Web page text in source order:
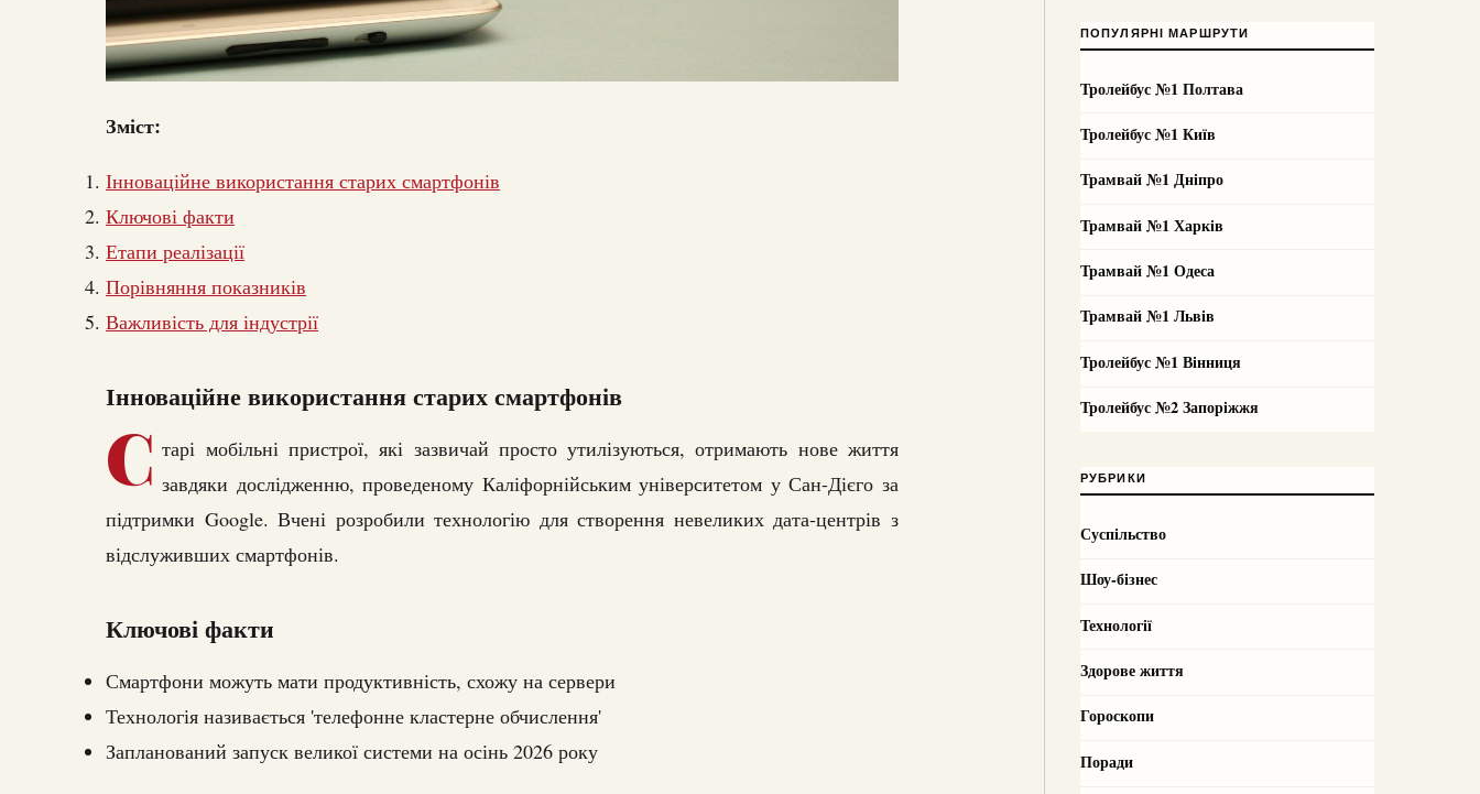
Зміст:
Інноваційне використання старих смартфонів
Ключові факти
Етапи реалізації
Порівняння показників
Важливість для індустрії
Інноваційне використання старих смартфонів
С тарі мобільні пристрої, які зазвичай просто утилізуються, отримають нове життя
завдяки дослідженню, проведеному Каліфорнійським університетом у Сан-Дієго за
підтримки Google. Вчені розробили технологію для створення невеликих дата-центрів з
відслуживших смартфонів.
Ключові факти
Смартфони можуть мати продуктивність, схожу на сервери
Технологія називається 'телефонне кластерне обчислення'
Запланований запуск великої системи на осінь 2026 року
ПОПУЛЯРНІ МАРШРУТИ
Тролейбус №1 Полтава
Тролейбус №1 Київ
Трамвай №1 Дніпро
Трамвай №1 Харків
Трамвай №1 Одеса
Трамвай №1 Львів
Тролейбус №1 Вінниця
Тролейбус №2 Запоріжжя
РУБРИКИ
Суспільство
Шоу-бізнес
Технології
Здорове життя
Гороскопи
Поради